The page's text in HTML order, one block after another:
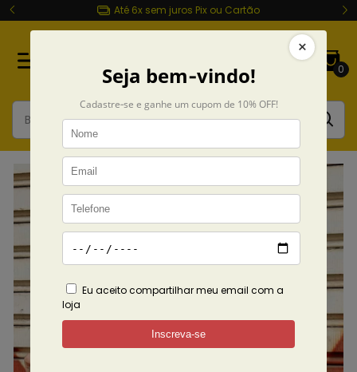
Entrega rápida Todo Brasil
0